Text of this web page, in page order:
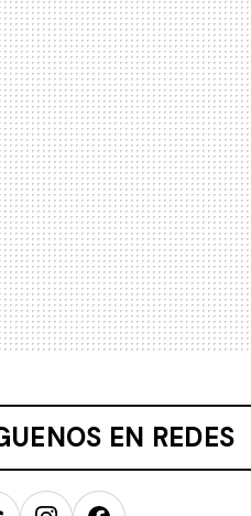
EN REDES